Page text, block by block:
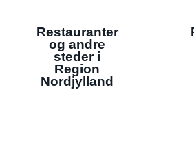
Restauranter
og andre
steder i
Region
Nordjylland